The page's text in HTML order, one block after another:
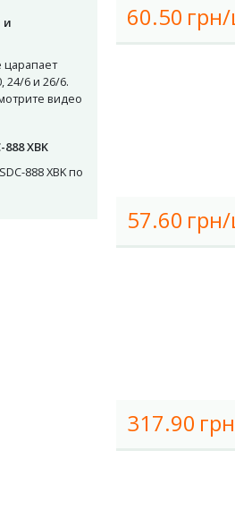
и
царапает
24/6 и 26/6.
видео
XBK
888 XBK по
60.50
57.60
317.90